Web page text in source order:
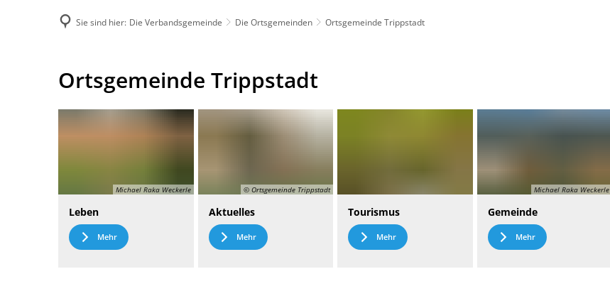
Sie sind hier: Die Verbandsgemeinde Die Ortsgemeinden Ortsgemeinde Trippstadt
Ortsgemeinde
Trippstadt
Ortsgemeinde Trippstadt
Michael Raka Weckerle
Leben
Mehr
© Ortsgemeinde Trippstadt
Aktuelles
Mehr
Tourismus
Mehr
Michael Raka Weckerle
Gemeinde
Mehr